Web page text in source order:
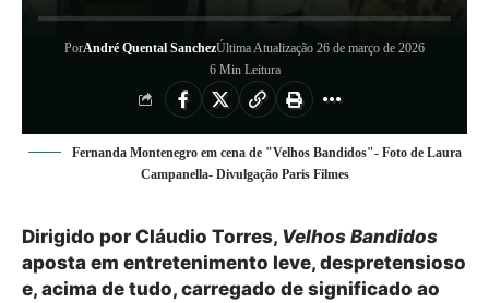
PorAndré Quental SanchezÚltima Atualização 26 de março de 2026
6 Min Leitura
Fernanda Montenegro em cena de "Velhos Bandidos"- Foto de Laura
Campanella- Divulgação Paris Filmes
Dirigido por Cláudio Torres, Velhos Bandidos
aposta em entretenimento leve, despretensioso
e, acima de tudo, carregado de significado ao